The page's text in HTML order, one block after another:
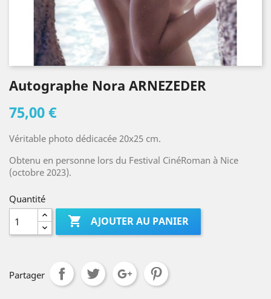
Autographe Nora ARNEZEDER
75,00 €
Véritable photo dédicacée 20x25 cm.
Obtenu en personne lors du Festival CinéRoman à Nice
(octobre 2023).
Quantité
 AJOUTER AU PANIER
Partager